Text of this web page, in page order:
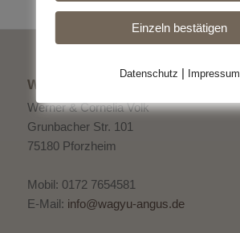
WAGYU ANGUS
Werner & Cornelia Volk
Grunbacher Str. 101
75180 Pforzheim
Mobil: 0172 7654581
E-Mail: info@wagyu-angus.de
Einzeln bestätigen
Datenschutz | Impressum